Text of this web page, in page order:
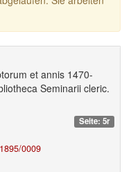
et annis 1470-
Seminarii cleric.
Seite: 5r
0009